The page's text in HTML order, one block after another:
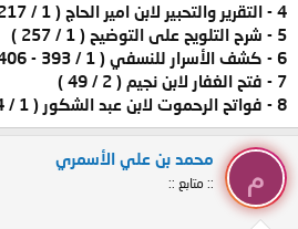
4 - التقرير والتحبير لابن امير الحاج ( 1 / 217 - 221 )
5 - شرح التلويح على التوضيح ( 1 / 257 )
6 - كشف الأسرار للنسفي ( 1 / 393 - 406 )
7 - فتح الغفار لابن نجيم ( 2 / 49 )
8 - فواتح الرحموت لابن عبد الشكور ( 1 / 294 ، 411 )
م
محمد بن علي الأسمري
:: متابع ::